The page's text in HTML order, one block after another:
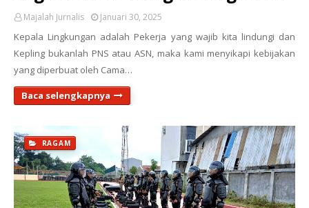
Majalah Jurnalis Januari 30, 2025
Kepala Lingkungan adalah Pekerja yang wajib kita lindungi dan
Kepling bukanlah PNS atau ASN, maka kami menyikapi kebijakan
yang diperbuat oleh Cama…
Baca selengkapnya
RAGAM